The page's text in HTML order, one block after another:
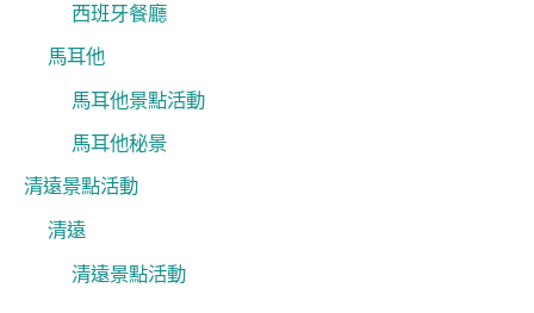
西班牙餐廳
馬耳他
馬耳他景點活動
馬耳他秘景
清遠景點活動
清遠
清遠景點活動